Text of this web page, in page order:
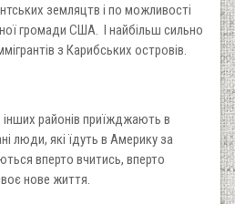
земляцтв і по можливості
громади США. І найбільш сильно
з Карибських островів.
інших районів приїжджають в
люди, які їдуть в Америку за
вперто вчитись, вперто
нове життя.